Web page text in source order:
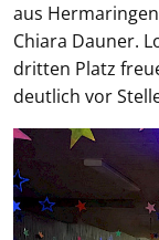
aus
Chiara Dauner.
dritten Platz
deutlich vor